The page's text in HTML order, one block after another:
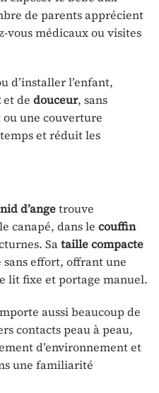
de parents apprécient
vous médicaux ou visites
d’installer l’enfant,
et de douceur, sans
une couverture
et réduit les
nid d’angetrouve
canapé, dans le couffin
Sataille compacte
effort, offrant une
lit fixe et portage manuel.
aussi beaucoup de
contacts peau à peau,
d’environnement et
une familiarité